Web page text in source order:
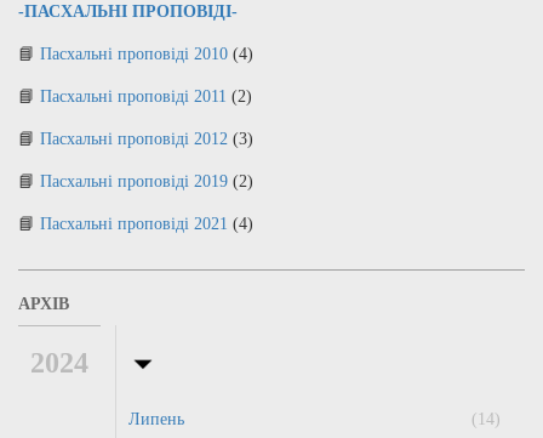
-ПАСХАЛЬНІ ПРОПОВІДІ-
Пасхальні проповіді 2010 (4)
Пасхальні проповіді 2011 (2)
Пасхальні проповіді 2012 (3)
Пасхальні проповіді 2019 (2)
Пасхальні проповіді 2021 (4)
АРХІВ
2024
Липень (14)